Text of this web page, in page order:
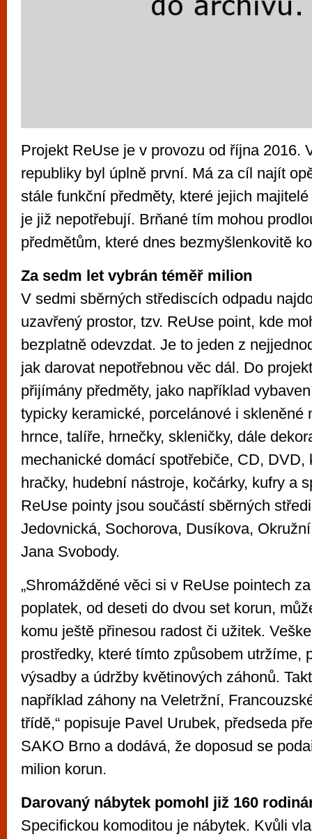
Projekt ReUse je v provozu od října 2016.
republiky byl úplně první. Má za cíl najít
stále funkční předměty, které jejich
je již nepotřebují. Brňané tím mohou
předmětům, které dnes bezmyšlenkovitě
Za sedm let vybrán téměř milion
V sedmi sběrných střediscích odpadu
uzavřený prostor, tzv. ReUse point, kde
bezplatně odevzdat. Je to jeden z
jak darovat nepotřebnou věc dál. Do
přijímány předměty, jako například
typicky keramické, porcelánové i skleněné
hrnce, talíře, hrnečky, skleničky, dále
mechanické domácí spotřebiče, CD, DVD,
hračky, hudební nástroje, kočárky, kufry a
ReUse pointy jsou součástí sběrných
Jedovnická, Sochorova, Dusíkova,
Jana Svobody.
„Shromážděné věci si v ReUse pointech
poplatek, od deseti do dvou set korun,
komu ještě přinesou radost či užitek.
prostředky, které tímto způsobem utržíme,
výsadby a údržby květinových záhonů.
například záhony na Veletržní,
třídě,“ popisuje Pavel Urubek, předseda
SAKO Brno a dodává, že doposud se
milion korun.
Darovaný nábytek pomohl již 160
Specifickou komoditou je nábytek. Kvůli